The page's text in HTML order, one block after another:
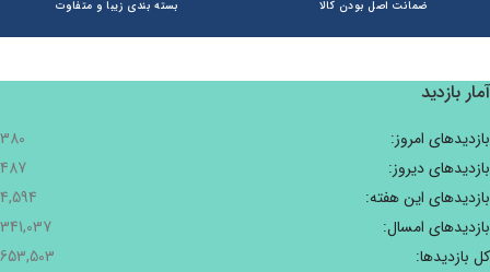
ضمانت اصل بودن کالا بسته بندی زیبا و متفاوت
آمار بازدید
بازدیدهای امروز:
380
بازدیدهای دیروز:
487
بازدیدهای این هفته:
4,594
بازدیدهای امسال:
341,037
کل بازدیدها:
653,503